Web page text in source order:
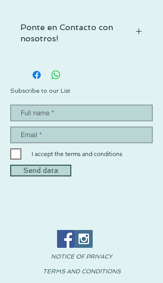
Ponte en Contacto con
nosotros!
duda, contactacnos por WhatsApp al +52
1 55 3719 1601 o por mail a
info@pachus.com.mx
Subscribe to our List
I accept the terms and conditions
Send data
NOTICE OF PRIVACY
TERMS AND CONDITIONS